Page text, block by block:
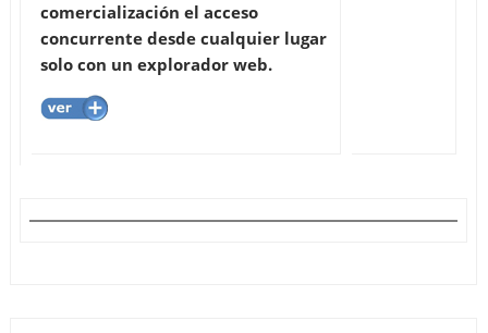
comercialización el acceso
concurrente desde cualquier lugar
solo con un explorador web.